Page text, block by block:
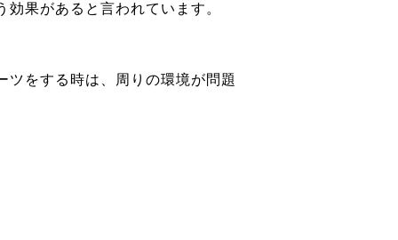
果があると言われています。
ツをする時は、周りの環境が問題